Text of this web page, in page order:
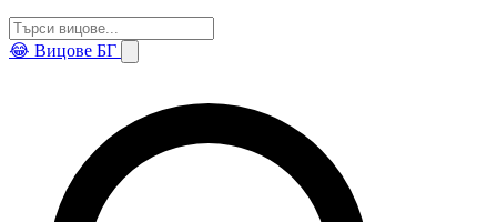
😂 Вицове БГ